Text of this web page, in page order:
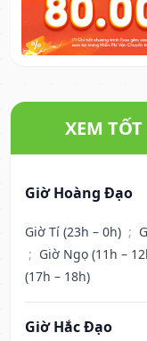
XEM
Giờ Hoàng Đạo
Giờ Tí (23h – 0h) ;
; Giờ Ngọ (11h –
(17h – 18h)
Giờ Hắc Đạo